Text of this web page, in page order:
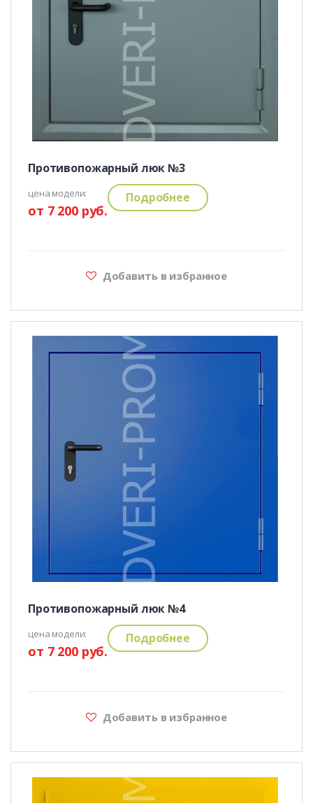
Противопожарный люк №3
цена модели:
от 7 200 руб.
Подробнее
Добавить в избранное
Противопожарный люк №4
цена модели:
от 7 200 руб.
Подробнее
Добавить в избранное